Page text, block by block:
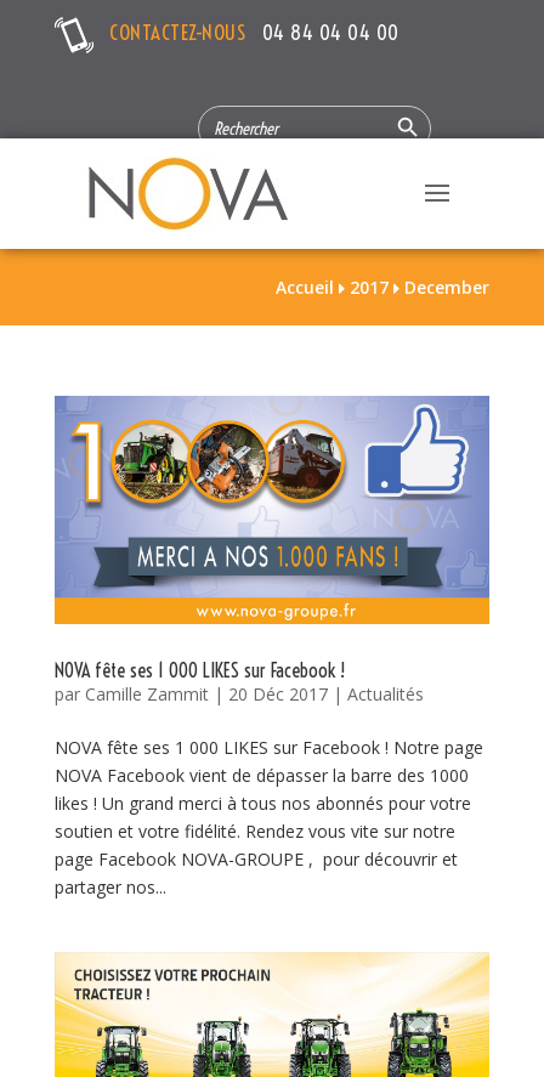
CONTACTEZ-NOUS 04 84 04 04 00
SEARCH
FOR:
Search Button
Accueil  2017  December
NOVA fête ses 1 000 LIKES sur Facebook !
par Camille Zammit| 20 Déc 2017| Actualités
NOVA fête ses 1 000 LIKES sur Facebook ! Notre page
NOVA Facebook vient de dépasser la barre des 1000
likes ! Un grand merci à tous nos abonnés pour votre
soutien et votre fidélité. Rendez vous vite sur notre
page Facebook NOVA-GROUPE , pour découvrir et
partager nos...